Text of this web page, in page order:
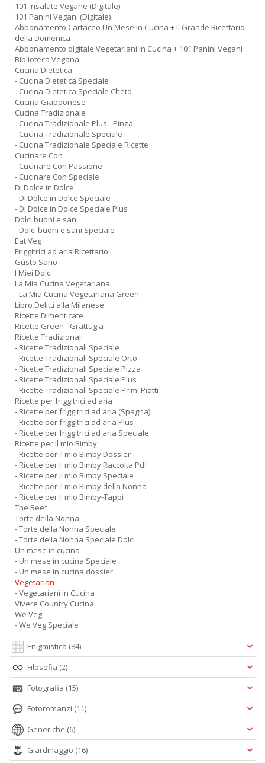
101 Insalate Vegane (Digitale)
101 Panini Vegani (Digitale)
Abbonamento Cartaceo Un Mese in Cucina + Il Grande Ricettario
della Domenica
Abbonamento digitale Vegetariani in Cucina + 101 Panini Vegani
Biblioteca Vegana
Cucina Dietetica
- Cucina Dietetica Speciale
- Cucina Dietetica Speciale Cheto
Cucina Giapponese
Cucina Tradizionale
- Cucina Tradizionale Plus - Pinza
- Cucina Tradizionale Speciale
- Cucina Tradizionale Speciale Ricette
Cucinare Con
- Cucinare Con Passione
- Cucinare Con Speciale
Di Dolce in Dolce
- Di Dolce in Dolce Speciale
- Di Dolce in Dolce Speciale Plus
Dolci buoni e sani
- Dolci buoni e sani Speciale
Eat Veg
Friggitrici ad aria Ricettario
Gusto Sano
I Miei Dolci
La Mia Cucina Vegetariana
- La Mia Cucina Vegetariana Green
Libro Delitti alla Milanese
Ricette Dimenticate
Ricette Green - Grattugia
Ricette Tradizionali
- Ricette Tradizionali Speciale
- Ricette Tradizionali Speciale Orto
- Ricette Tradizionali Speciale Pizza
- Ricette Tradizionali Speciale Plus
- Ricette Tradizionali Speciale Primi Piatti
Ricette per friggitrici ad aria
- Ricette per friggitrici ad aria (Spagna)
- Ricette per friggitrici ad aria Plus
- Ricette per friggitrici ad aria Speciale
Ricette per il mio Bimby
- Ricette per il mio Bimby Dossier
- Ricette per il mio Bimby Raccolta Pdf
- Ricette per il mio Bimby Speciale
- Ricette per il mio Bimby della Nonna
- Ricette per il mio Bimby-Tappi
The Beef
Torte della Nonna
- Torte della Nonna Speciale
- Torte della Nonna Speciale Dolci
Un mese in cucina
- Un mese in cucina Speciale
- Un mese in cucina dossier
Vegetarian
- Vegetariani in Cucina
Vivere Country Cucina
We Veg
- We Veg Speciale
Enigmistica (84)
Filosofia (2)
Fotografia (15)
Fotoromanzi (11)
Generiche (6)
Giardinaggio (16)